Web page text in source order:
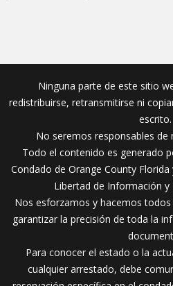
Ninguna parte de este sitio
redistribuirse, retransmitirse ni
escrito.
No seremos responsables de
Todo el contenido es generado
Condado de Orange County
Libertad de Información y
Nos esforzamos y hacemos
garantizar la precisión de toda la
Para conocer el estado o la
cualquier arrestado, debe